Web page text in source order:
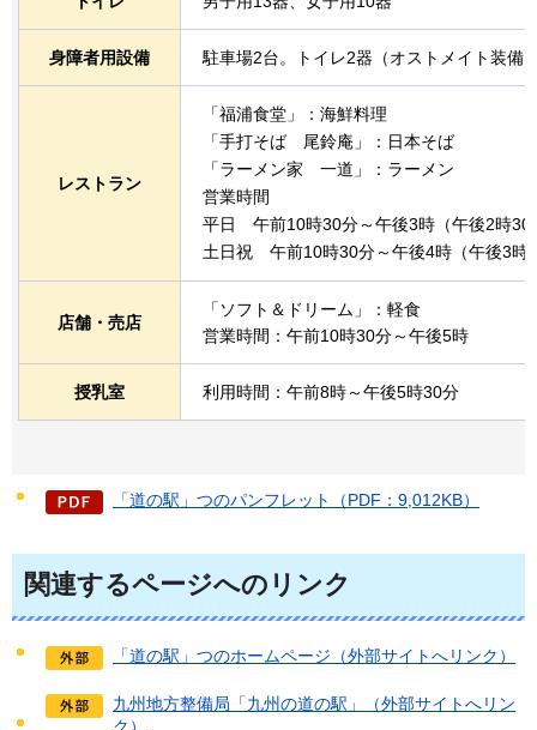
身障者用設備 駐車場2台。トイレ2器（オストメイト装備
レストラン
「福浦食堂」：海鮮料理
「手打そば
尾鈴庵 」：日本そば
「ラーメン家
一道 」：ラーメン
営業時間
平日
午前10時30分～午後3時（午後2時30
土日祝
午前10時30分～午後4時（午後3時
店舗・売店
「ソフト＆ドリーム」：軽食
営業時間：午前10時30分～午後5時
授乳室 利用時間：午前8時～午後5時30分
「道の駅」つのパンフレット（PDF：9,012KB）
関連するページへのリンク
「道の駅」つのホームページ（外部サイトへリンク）
九州地方整備局「九州の道の駅」（外部サイトへリン
ク）